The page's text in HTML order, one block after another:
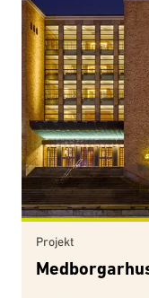
Projekt